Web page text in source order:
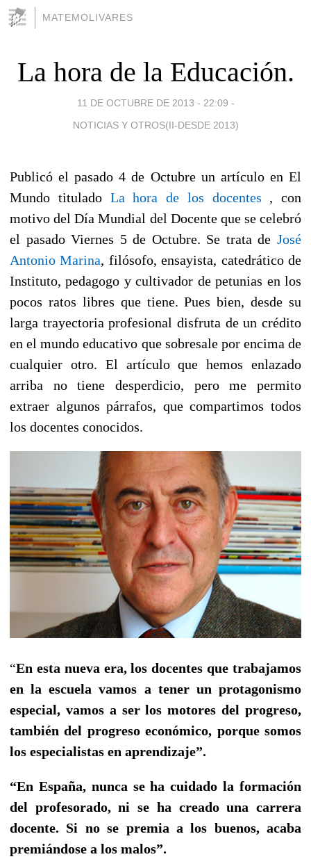
MATEMOLIVARES
La hora de la Educación.
11 DE OCTUBRE DE 2013 - 22:09 -
NOTICIAS Y OTROS(II-DESDE 2013)
Publicó el pasado 4 de Octubre un artículo en El
Mundo tituladoLa hora de los docentes , con
motivo del Día Mundial del Docente que se celebró
el pasado Viernes 5 de Octubre. Se trata de José
Antonio Marina, filósofo, ensayista, catedrático de
Instituto, pedagogo y cultivador de petunias en los
pocos ratos libres que tiene. Pues bien, desde su
larga trayectoria profesional disfruta de un crédito
en el mundo educativo que sobresale por encima de
cualquier otro. El artículo que hemos enlazado
arriba no tiene desperdicio, pero me permito
extraer algunos párrafos, que compartimos todos
los docentes conocidos.
“En esta nueva era, los docentes que trabajamos
en la escuela vamos a tener un protagonismo
especial, vamos a ser los motores del progreso,
también del progreso económico, porque somos
los especialistas en aprendizaje”.
“En España, nunca se ha cuidado la formación
del profesorado, ni se ha creado una carrera
docente. Si no se premia a los buenos, acaba
premiándose a los malos”.